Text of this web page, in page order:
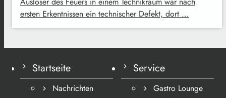
ersten Erkentnissen ein technischer Defekt, dort …
Startseite
Nachrichten
Service
Gastro Lounge